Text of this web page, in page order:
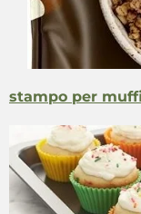
stampo per